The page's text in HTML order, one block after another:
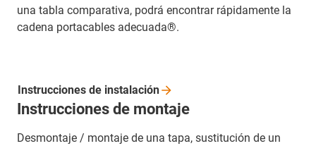
una tabla comparativa, podrá encontrar rápidamente la
cadena portacables adecuada®.
Instrucciones de montaje
Desmontaje / montaje de una tapa, sustitución de un
Instrucciones de instalación